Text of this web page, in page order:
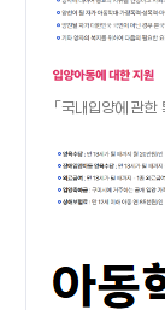
「국내입양에 관